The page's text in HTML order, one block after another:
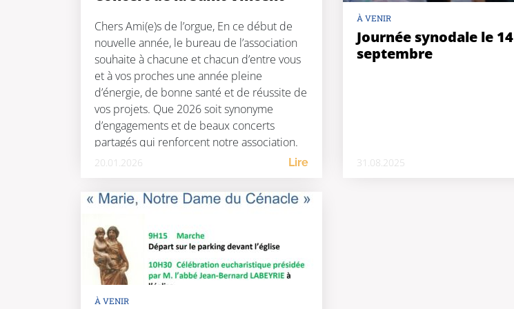
Chers Ami(e)s de l’orgue, En ce début de
nouvelle année, le bureau de l’association
souhaite à chacune et chacun d’entre vous
et à vos proches une année pleine
d’énergie, de bonne santé et de réussite de
vos projets. Que 2026 soit synonyme
d’engagements et de beaux concerts
partagés qui renforcent notre association.
Merci pour votre […]
20.01.2026 Lire
À VENIR
Journée synodale le 14
septembre
31.08.2025
À VENIR